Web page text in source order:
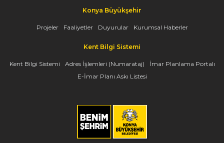
Konya Büyükşehir
Projeler Faaliyetler Duyurular Kurumsal Haberler
Kent Bilgi Sistemi
Kent Bilgi Sistemi Adres İşlemleri (Numarataj)
İmar Planlama Portalı
E-İmar Planı Askı Listesi